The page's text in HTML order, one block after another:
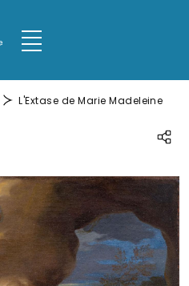
L'Extase de Marie Madeleine